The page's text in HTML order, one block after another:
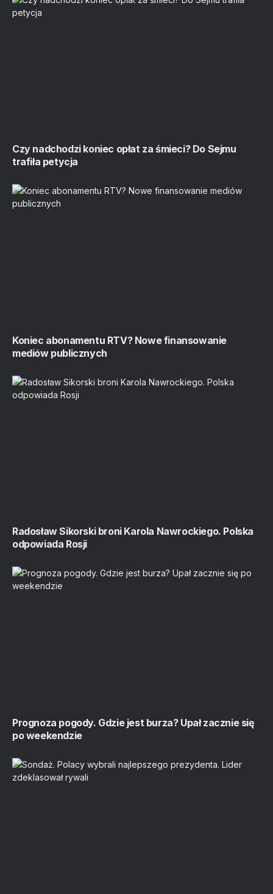
Czy nadchodzi koniec opłat za śmieci? Do Sejmu
trafiła petycja
Koniec abonamentu RTV? Nowe finansowanie
mediów publicznych
Radosław Sikorski broni Karola Nawrockiego. Polska
odpowiada Rosji
Prognoza pogody. Gdzie jest burza? Upał zacznie się
po weekendzie